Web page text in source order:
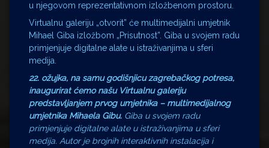
u njegovom reprezentativnom izložbenom prostoru.
Virtualnu galeriju „otvorit” će multimedijalni umjetnik
Mihael Giba izložbom „Prisutnost”. Giba u svojem radu
primjenjuje digitalne alate u istraživanjima u sferi
medija.
22. ožujka, na samu godišnjicu zagrebačkog potresa,
inaugurirat ćemo našu Virtualnu galeriju
predstavljanjem prvog umjetnika – multimedijalnog
umjetnika Mihaela Gibu. Giba u svojem radu
primjenjuje digitalne alate u istraživanjima u sferi
medija. Autor je brojnih interaktivnih instalacija i